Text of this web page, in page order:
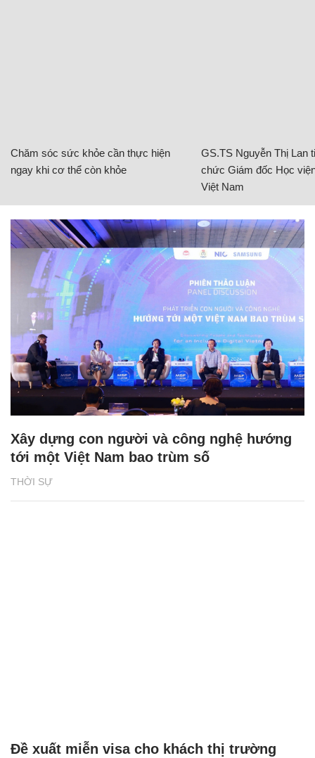
Chăm sóc sức khỏe cần thực hiện
ngay khi cơ thể còn khỏe
GS.TS Nguyễn Thị Lan
chức Giám đốc Học
Việt Nam
THỜI SỰ
Xây dựng con người và công nghệ hướng
tới một Việt Nam bao trùm số
Đề xuất miễn visa cho khách thị trường